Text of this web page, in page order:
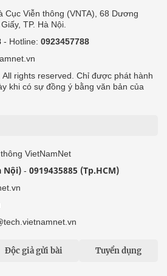
Cục Viễn thông (VNTA), 68 Dương
TP. Hà Nội.
- Hotline: 0923457788
rights reserved. Chỉ được phát hành
khi có sự đồng ý bằng văn bản của
VietNamNet
Nội) - 0919435885 (Tp.HCM)
Độc giả gửi bài Tuyển dụng